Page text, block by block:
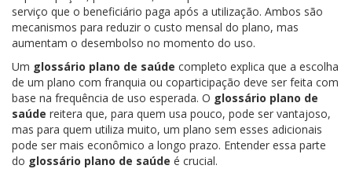
serviço que o beneficiário paga após a utilização. Ambos são
mecanismos para reduzir o custo mensal do plano, mas
aumentam o desembolso no momento do uso.
Um glossário plano de saúde completo explica que a escolha
de um plano com franquia ou coparticipação deve ser feita com
base na frequência de uso esperada. O glossário plano de
saúde reitera que, para quem usa pouco, pode ser vantajoso,
mas para quem utiliza muito, um plano sem esses adicionais
pode ser mais econômico a longo prazo. Entender essa parte
do glossário plano de saúde é crucial.